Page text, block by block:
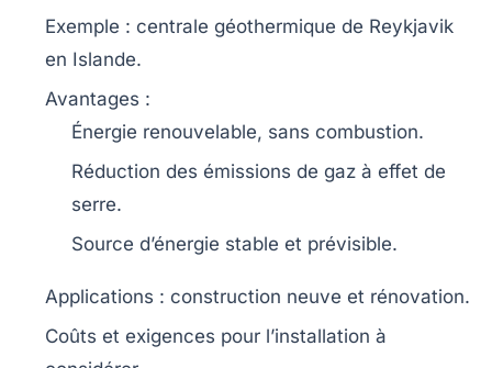
Exemple : centrale géothermique de Reykjavik
en Islande.
Avantages :
Énergie renouvelable, sans combustion.
Réduction des émissions de gaz à effet de
serre.
Source d’énergie stable et prévisible.
Applications : construction neuve et rénovation.
Coûts et exigences pour l’installation à